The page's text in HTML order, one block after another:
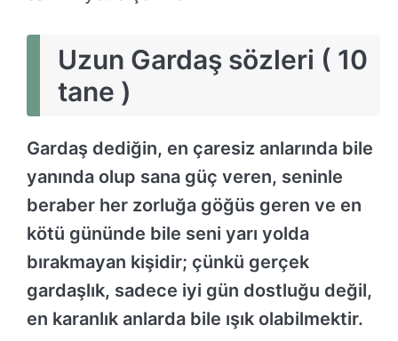
Uzun Gardaş sözleri ( 10
tane )
Gardaş dediğin, en çaresiz anlarında bile
yanında olup sana güç veren, seninle
beraber her zorluğa göğüs geren ve en
kötü gününde bile seni yarı yolda
bırakmayan kişidir; çünkü gerçek
gardaşlık, sadece iyi gün dostluğu değil,
en karanlık anlarda bile ışık olabilmektir.